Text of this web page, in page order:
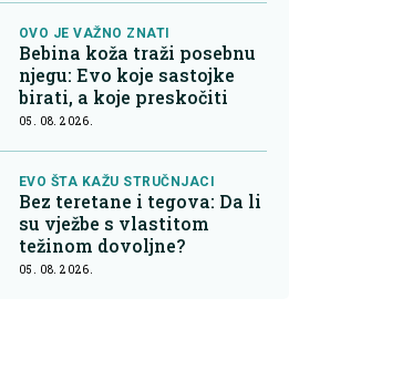
OVO JE VAŽNO ZNATI
Bebina koža traži posebnu
njegu: Evo koje sastojke
birati, a koje preskočiti
05. 08. 2026.
EVO ŠTA KAŽU STRUČNJACI
Bez teretane i tegova: Da li
su vježbe s vlastitom
težinom dovoljne?
05. 08. 2026.